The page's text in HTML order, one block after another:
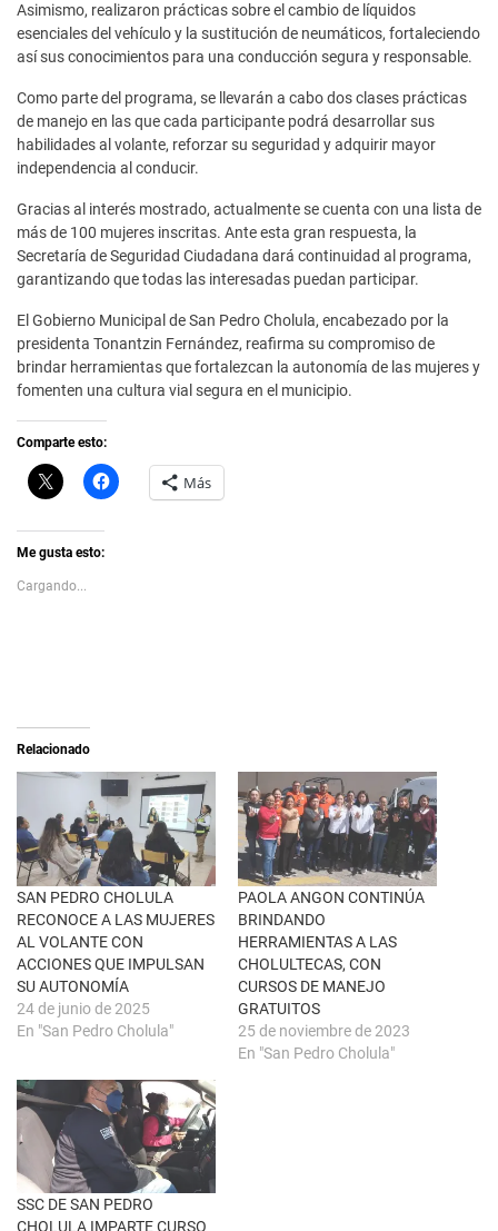
Asimismo, realizaron prácticas sobre el cambio de líquidos
esenciales del vehículo y la sustitución de neumáticos, fortaleciendo
así sus conocimientos para una conducción segura y responsable.
Como parte del programa, se llevarán a cabo dos clases prácticas
de manejo en las que cada participante podrá desarrollar sus
habilidades al volante, reforzar su seguridad y adquirir mayor
independencia al conducir.
Gracias al interés mostrado, actualmente se cuenta con una lista de
más de 100 mujeres inscritas. Ante esta gran respuesta, la
Secretaría de Seguridad Ciudadana dará continuidad al programa,
garantizando que todas las interesadas puedan participar.
El Gobierno Municipal de San Pedro Cholula, encabezado por la
presidenta Tonantzin Fernández, reafirma su compromiso de
brindar herramientas que fortalezcan la autonomía de las mujeres y
fomenten una cultura vial segura en el municipio.
Comparte esto:
C
l
k
t
s
h
e
b
r
e
n
u
n
a
v
e
n
t
a
n
a
n
u
e
v
a
)
H
a
e
n
F
a
c
e
o
k
S
e
a
b
r
e
e
n
u
v
e
n
t
a
u
e
Más
Me gusta esto:
Cargando...
Relacionado
SAN PEDRO CHOLULA
RECONOCE A LAS MUJERES
AL VOLANTE CON
ACCIONES QUE IMPULSAN
SU AUTONOMÍA
24 de junio de 2025
En "San Pedro Cholula"
PAOLA ANGON CONTINÚA
BRINDANDO
HERRAMIENTAS A LAS
CHOLULTECAS, CON
CURSOS DE MANEJO
GRATUITOS
25 de noviembre de 2023
En "San Pedro Cholula"
SSC DE SAN PEDRO
CHOLULA IMPARTE CURSO